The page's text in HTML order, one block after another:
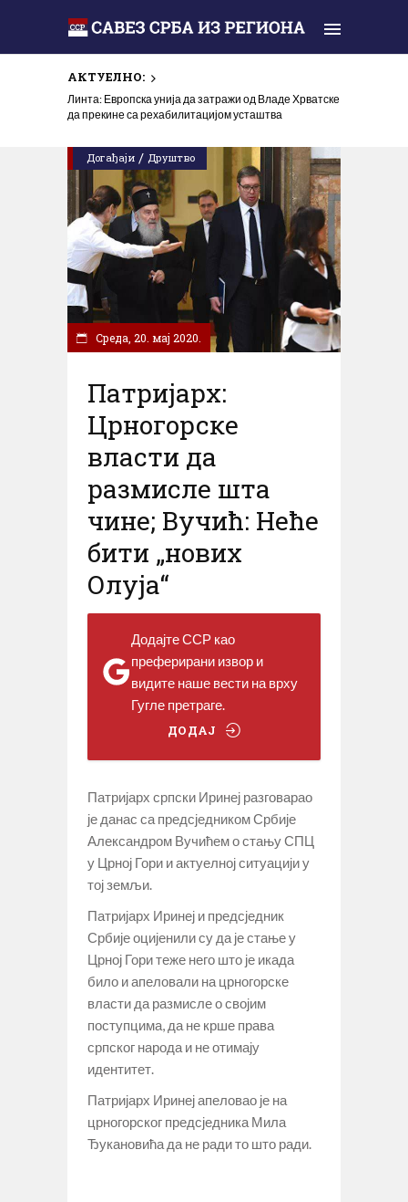
АКТУЕЛНО:
Линта: Европска унија да затражи од Владе Хрватске
да прекине са рехабилитацијом усташтва
Догађаји / Друштво
Cреда, 20. мај 2020.
Патријарх:
Црногорске
власти да
размисле шта
чине; Вучић: Неће
бити „нових
Олуја“
Додајте ССР као
преферирани извор и
видите наше вести на врху
Гугле претраге.
ДОДАЈ
Патријарх српски Иринеј разговарао
је данас са предсједником Србије
Александром Вучићем о стању СПЦ
у Црној Гори и актуелној ситуацији у
тој земљи.
Патријарх Иринеј и предсједник
Србије оцијенили су да је стање у
Црној Гори теже него што је икада
било и апеловали на црногорске
власти да размисле о својим
поступцима, да не крше права
српског народа и не отимају
идентитет.
Патријарх Иринеј апеловао је на
црногорског предсједника Мила
Ђукановића да не ради то што ради.